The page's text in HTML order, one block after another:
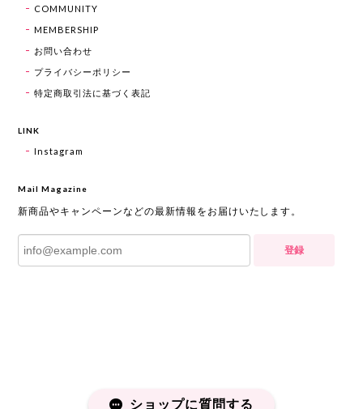
COMMUNITY
MEMBERSHIP
お問い合わせ
プライバシーポリシー
特定商取引法に基づく表記
LINK
Instagram
Mail Magazine
新商品やキャンペーンなどの最新情報をお届けいたします。
登録
ショップに質問する